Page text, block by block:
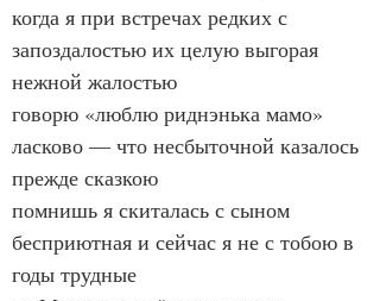
когда я при встречах редких с
запоздалостью их целую выгорая
нежной жалостью
говорю «люблю риднэнька мамо»
ласково — что несбыточной казалось
прежде сказкою
помнишь я скиталась с сыном
бесприютная и сейчас я не с тобою в
годы трудные